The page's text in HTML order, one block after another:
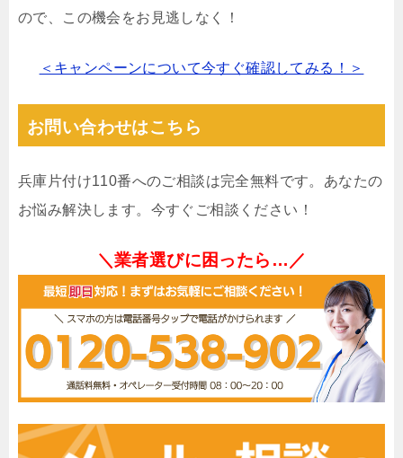
ので、この機会をお見逃しなく！
＜キャンペーンについて今すぐ確認してみる！＞
お問い合わせはこちら
兵庫片付け110番へのご相談は完全無料です。あなたの
お悩み解決します。今すぐご相談ください！
＼業者選びに困ったら…／